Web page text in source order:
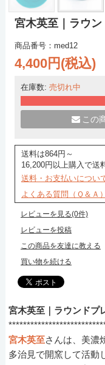
宮木英至｜ラウ
商品番号：med12
4,400円(税込)
在庫数: 売切れ中
この
送料は864円～
16,200円以上購入で送
送料・お支払いについ
よくある質問（Ｑ＆Ａ）
レビューを見る(0件)
レビューを投稿
この商品を友達に教える
買い物を続ける
宮木英至｜ラウンドプ
宮木英至さんは、美濃
多治見で開窯して活動